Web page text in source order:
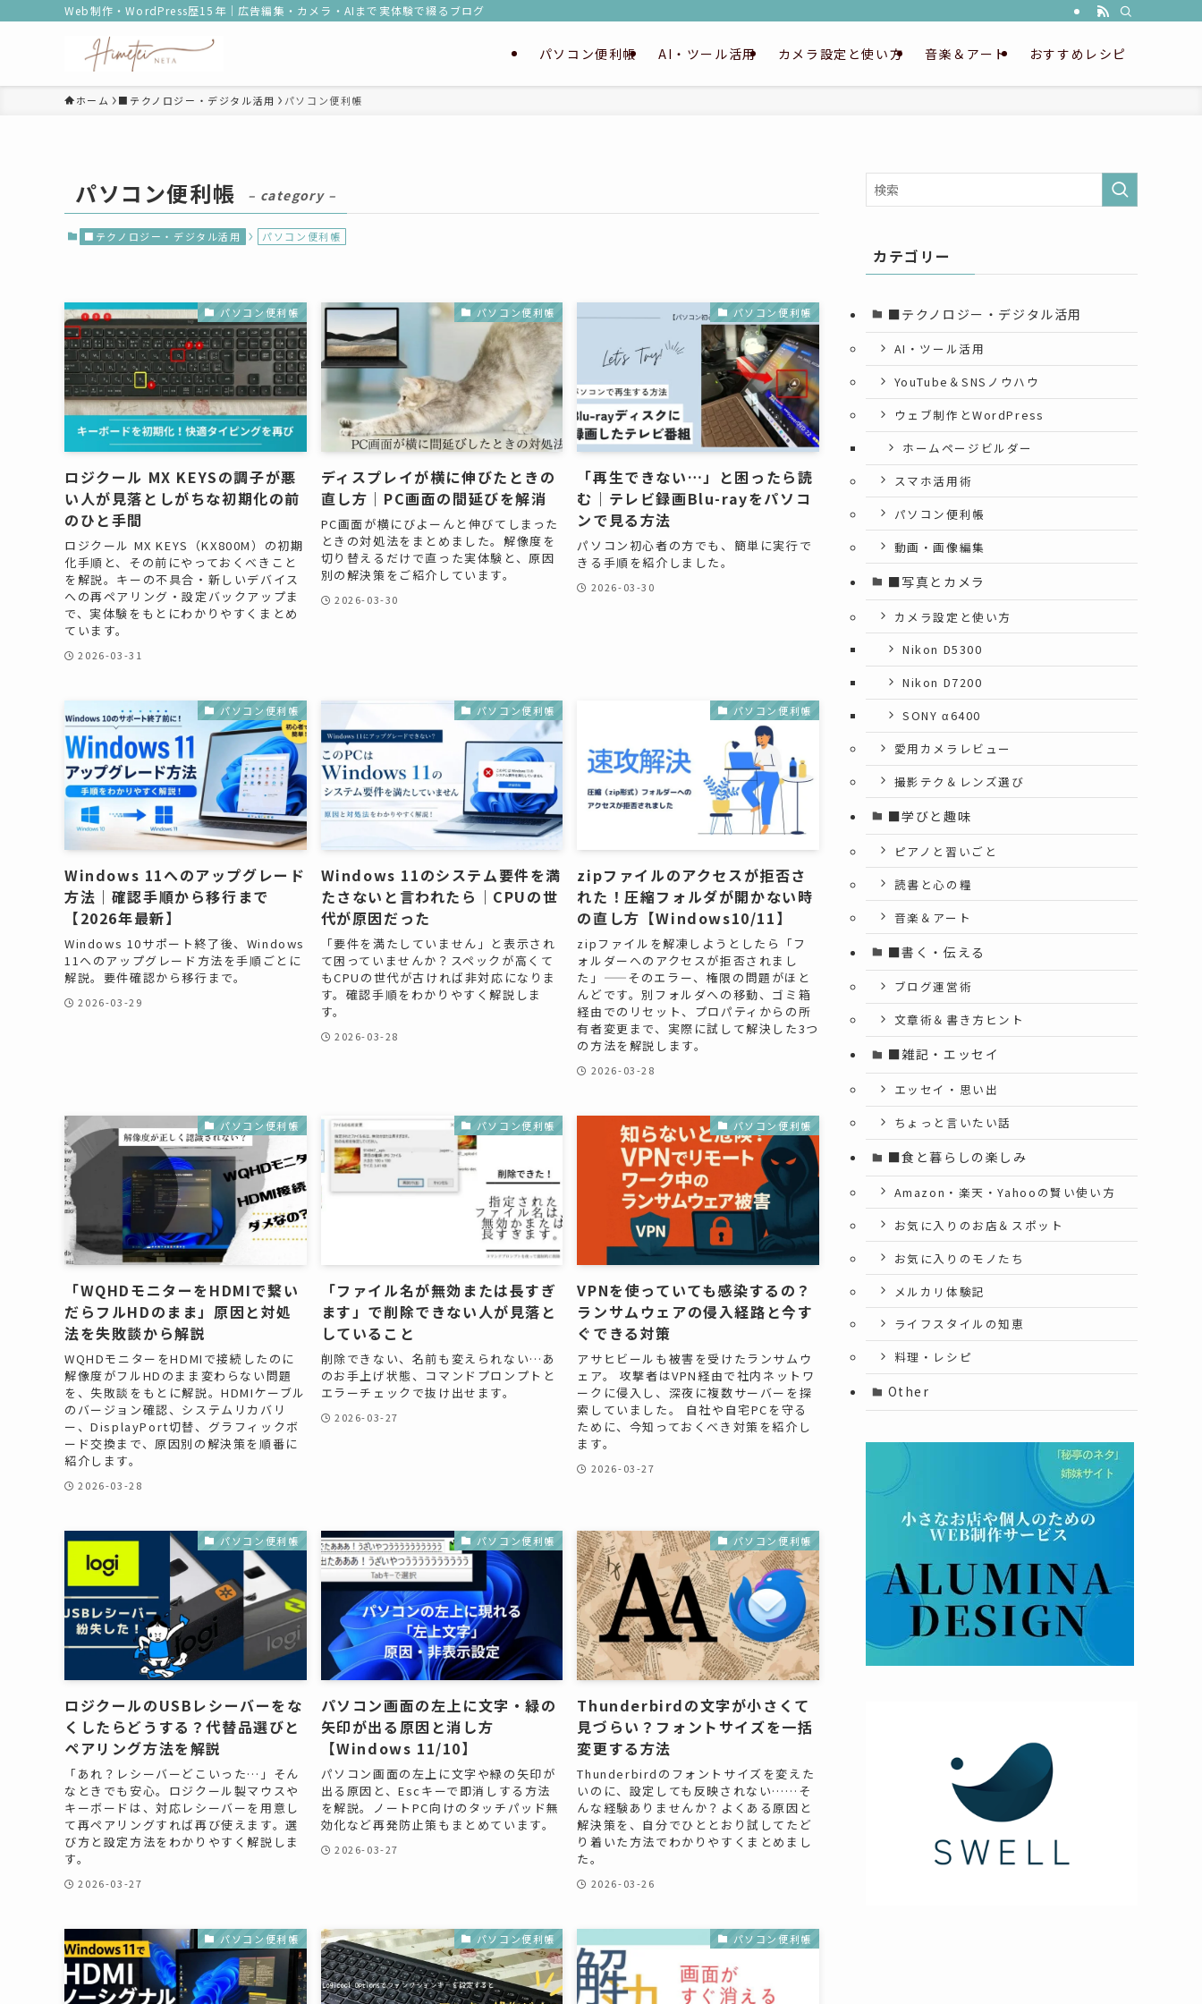
Web制作・WordPress歴15年｜広告編集・カメラ・AIまで実体験で綴るブログ
パソコン便利帳 AI・ツール活用 カメラ設定と使い方 音楽＆アート おすすめレシピ
ホーム ■テクノロジー・デジタル活用 パソコン便利帳
パソコン便利帳 – category –
■テクノロジー・デジタル活用 パソコン便利帳
パソコン便利帳
ロジクール MX KEYSの調子が悪
い人が見落としがちな初期化の前
のひと手間
ロジクール MX KEYS（KX800M）の初期
化手順と、その前にやっておくべきこと
を解説。キーの不具合・新しいデバイス
への再ペアリング・設定バックアップま
で、実体験をもとにわかりやすくまとめ
ています。
2026-03-31
パソコン便利帳
ディスプレイが横に伸びたときの
直し方｜PC画面の間延びを解消
PC画面が横にびよーんと伸びてしまった
ときの対処法をまとめました。解像度を
切り替えるだけで直った実体験と、原因
別の解決策をご紹介しています。
2026-03-30
パソコン便利帳
「再生できない…」と困ったら読
む｜テレビ録画Blu-rayをパソコ
ンで見る方法
パソコン初心者の方でも、簡単に実行で
きる手順を紹介しました。
2026-03-30
パソコン便利帳
Windows 11へのアップグレード
方法｜確認手順から移行まで
【2026年最新】
Windows 10サポート終了後、Windows
11へのアップグレード方法を手順ごとに
解説。要件確認から移行まで。
2026-03-29
パソコン便利帳
Windows 11のシステム要件を満
たさないと言われたら｜CPUの世
代が原因だった
「要件を満たしていません」と表示され
て困っていませんか？スペックが高くて
もCPUの世代が古ければ非対応になりま
す。確認手順をわかりやすく解説しま
す。
2026-03-28
パソコン便利帳
zipファイルのアクセスが拒否さ
れた！圧縮フォルダが開かない時
の直し方【Windows10/11】
zipファイルを解凍しようとしたら「フ
ォルダーへのアクセスが拒否されまし
た」——そのエラー、権限の問題がほと
んどです。別フォルダへの移動、ゴミ箱
経由でのリセット、プロパティからの所
有者変更まで、実際に試して解決した3つ
の方法を解説します。
2026-03-28
パソコン便利帳
「WQHDモニターをHDMIで繋い
だらフルHDのまま」原因と対処
法を失敗談から解説
WQHDモニターをHDMIで接続したのに
解像度がフルHDのまま変わらない問題
を、失敗談をもとに解説。HDMIケーブル
のバージョン確認、システムリカバリ
ー、DisplayPort切替、グラフィックボ
ード交換まで、原因別の解決策を順番に
紹介します。
2026-03-28
パソコン便利帳
「ファイル名が無効または長すぎ
ます」で削除できない人が見落と
していること
削除できない、名前も変えられない…あ
のお手上げ状態、コマンドプロンプトと
エラーチェックで抜け出せます。
2026-03-27
パソコン便利帳
VPNを使っていても感染するの？
ランサムウェアの侵入経路と今す
ぐできる対策
アサヒビールも被害を受けたランサムウ
ェア。 攻撃者はVPN経由で社内ネットワ
ークに侵入し、深夜に複数サーバーを探
索していました。 自社や自宅PCを守る
ために、今知っておくべき対策を紹介し
ます。
2026-03-27
パソコン便利帳
ロジクールのUSBレシーバーをな
くしたらどうする？代替品選びと
ペアリング方法を解説
「あれ？レシーバーどこいった…」そん
なときでも安心。ロジクール製マウスや
キーボードは、対応レシーバーを用意し
て再ペアリングすれば再び使えます。選
び方と設定方法をわかりやすく解説しま
す。
2026-03-27
パソコン便利帳
パソコン画面の左上に文字・緑の
矢印が出る原因と消し方
【Windows 11/10】
パソコン画面の左上に文字や緑の矢印が
出る原因と、Escキーで即消しする方法
を解説。ノートPC向けのタッチパッド無
効化など再発防止策もまとめています。
2026-03-27
パソコン便利帳
Thunderbirdの文字が小さくて
見づらい？フォントサイズを一括
変更する方法
Thunderbirdのフォントサイズを変えた
いのに、設定しても反映されない……そ
んな経験ありませんか？よくある原因と
解決策を、自分でひととおり試してたど
り着いた方法でわかりやすくまとめまし
た。
2026-03-26
パソコン便利帳 パソコン便利帳 パソコン便利帳
カテゴリー
■テクノロジー・デジタル活用
AI・ツール活用
YouTube＆SNSノウハウ
ウェブ制作とWordPress
ホームページビルダー
スマホ活用術
パソコン便利帳
動画・画像編集
■写真とカメラ
カメラ設定と使い方
Nikon D5300
Nikon D7200
SONY α6400
愛用カメラレビュー
撮影テク＆レンズ選び
■学びと趣味
ピアノと習いごと
読書と心の糧
音楽＆アート
■書く・伝える
ブログ運営術
文章術＆書き方ヒント
■雑記・エッセイ
エッセイ・思い出
ちょっと言いたい話
■食と暮らしの楽しみ
Amazon・楽天・Yahooの賢い使い方
お気に入りのお店＆スポット
お気に入りのモノたち
メルカリ体験記
ライフスタイルの知恵
料理・レシピ
Other